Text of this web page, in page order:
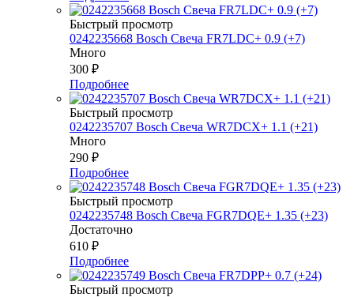
Быстрый просмотр
0242235668 Bosch Свеча FR7LDC+ 0.9 (+7)
Много
300 ₽
Подробнее
Быстрый просмотр
0242235707 Bosch Свеча WR7DCX+ 1.1 (+21)
Много
290 ₽
Подробнее
Быстрый просмотр
0242235748 Bosch Свеча FGR7DQE+ 1.35 (+23)
Достаточно
610 ₽
Подробнее
Быстрый просмотр